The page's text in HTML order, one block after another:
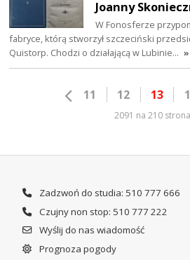
Joanny
W Fonosferze
fabryce, którą stworzył szczeciński
Quistorp. Chodzi o działającą w Lubinie…
11 12 13
2091 na 210
Zadzwoń do studia: 510 777 666
Czujny non stop: 510 777 222
Wyślij do nas wiadomość
Prognoza pogody